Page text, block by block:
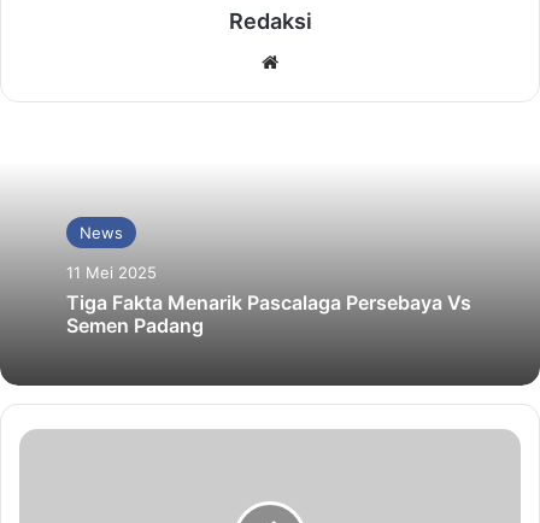
Redaksi
News
11 Mei 2025
Tiga Fakta Menarik Pascalaga Persebaya Vs
Semen Padang